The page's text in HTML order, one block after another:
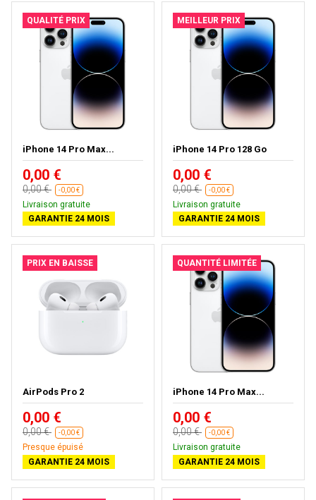
QUALITÉ PRIX
iPhone 14 Pro Max...
0,00 €
0,00 € -0,00 €
Livraison gratuite
GARANTIE 24 MOIS
MEILLEUR PRIX
iPhone 14 Pro 128 Go
0,00 €
0,00 € -0,00 €
Livraison gratuite
GARANTIE 24 MOIS
PRIX EN BAISSE
AirPods Pro 2
0,00 €
0,00 € -0,00 €
Presque épuisé
GARANTIE 24 MOIS
QUANTITÉ LIMITÉE
iPhone 14 Pro Max...
0,00 €
0,00 € -0,00 €
Livraison gratuite
GARANTIE 24 MOIS